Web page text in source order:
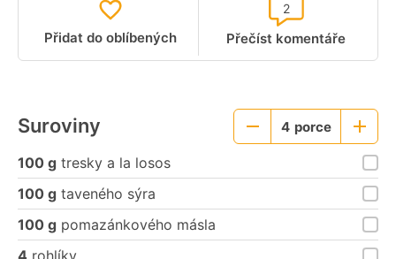
Přidat do oblíbených Přečíst komentáře
2
Suroviny
Menší
4 porce
Větší
porce
100 g tresky a la losos
100 g taveného sýra
100 g pomazánkového másla